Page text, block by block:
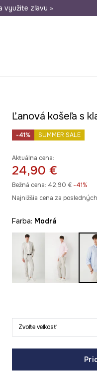
30 dní na vrátenie tovaru
využite zľavu »
Ľanová košeľa s
-41% SUMMER SALE
Aktuálna cena:
24,90 €
Bežná cena: 42,90 €-41%
Najnižšia cena za
Farba: modrá
Zvoľte veľkosť